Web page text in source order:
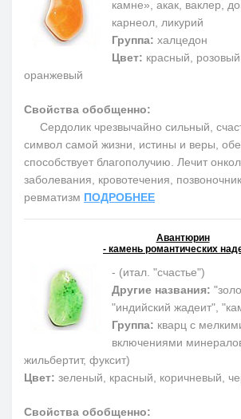
камне», акак, ваклер,
карнеол, ликурий
Группа: халцедон
Цвет: красный,
оранжевый
Свойства обобщенно:
Сердолик чрезвычайно сильный,
символ самой жизни, истины и веры,
способствует благополучию. Лечит
заболевания, кровотечения,
ревматизм ПОДРОБНЕЕ
Авантюрин
- камень романтических
- (итал. "счастье")
Другие названия:
"индийский жадеит",
Группа: кварц с
включениями
жильбертит, фуксит)
Цвет: зеленый, красный, коричневый,
Свойства обобщенно: